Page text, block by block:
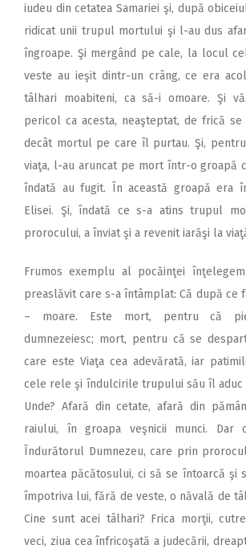
iudeu din cetatea Samariei şi, după
ridicat unii trupul mortului şi l-au dus
îngroape. Şi mergând pe cale, la locul
veste au ieşit dintr-un crâng, ce era
tâlhari moabiteni, ca să-i omoare. Şi
pericol ca acesta, neaşteptat, de frică
decât mortul pe care îl purtau. Şi,
viaţa, l-au aruncat pe mort într-o groapă
îndată au fugit. În această groapă era
Elisei. Şi, îndată ce s-a atins trupul
prorocului, a înviat şi a revenit iarăşi la
Frumos exemplu al pocăinţei
preaslăvit care s-a întâmplat: Că după ce
– moare. Este mort, pentru că
dumnezeiesc; mort, pentru că se
care este Viaţa cea adevărată, iar
cele rele şi îndulcirile trupului său îl aduc
Unde? Afară din cetate, afară din
raiului, în groapa veşnicii munci. Dar
Îndurătorul Dumnezeu, care prin
moartea păcătosului, ci să se întoarcă şi
împotriva lui, fără de veste, o năvală de
Cine sunt acei tâlhari? Frica morţii,
veci, ziua cea înfricoşată a judecării,